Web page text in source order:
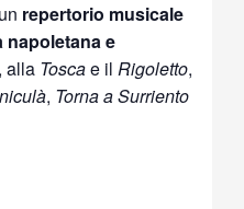
repertorio musicale
napoletana e
, alla Toscae ilRigoletto,
, Torna a Surriento